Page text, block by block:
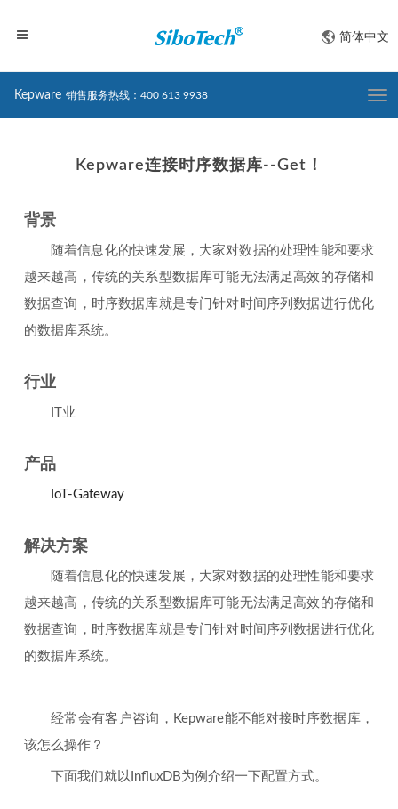
简体中文
Kepware 销售服务热线：400 613 9938
Kepware连接时序数据库--Get！
背景
随着信息化的快速发展，大家对数据的处理性能和要求
越来越高，传统的关系型数据库可能无法满足高效的存储和
数据查询，时序数据库就是专门针对时间序列数据进行优化
的数据库系统。
行业
IT业
产品
IoT-Gateway
解决方案
随着信息化的快速发展，大家对数据的处理性能和要求
越来越高，传统的关系型数据库可能无法满足高效的存储和
数据查询，时序数据库就是专门针对时间序列数据进行优化
的数据库系统。
经常会有客户咨询，Kepware能不能对接时序数据库，
该怎么操作？
下面我们就以InfluxDB为例介绍一下配置方式。